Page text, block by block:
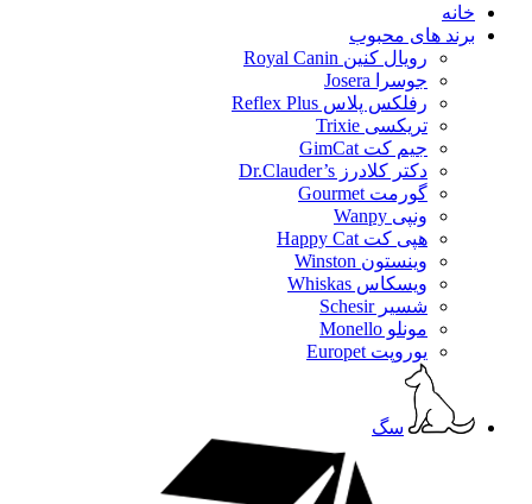
خانه
برند های محبوب
رویال کنین Royal Canin
جوسرا Josera
رفلکس پلاس Reflex Plus
تریکسی Trixie
جیم کت GimCat
دکتر کلادرز Dr.Clauder’s
گورمت Gourmet
ونپی Wanpy
هپی کت Happy Cat
وینستون Winston
ویسکاس Whiskas
شسیر Schesir
مونلو Monello
یوروپت Europet
سگ